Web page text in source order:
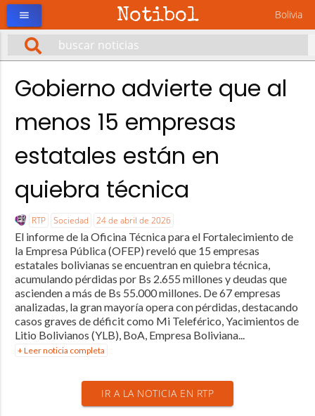
Notibol Bolivia
menu
Gobierno advierte que al
menos 15 empresas
estatales están en
quiebra técnica
RTP Sociedad 24 de abril de 2026
El informe de la Oficina Técnica para el Fortalecimiento de
la Empresa Pública (OFEP) reveló que 15 empresas
estatales bolivianas se encuentran en quiebra técnica,
acumulando pérdidas por Bs 2.655 millones y deudas que
ascienden a más de Bs 55.000 millones. De 67 empresas
analizadas, la gran mayoría opera con pérdidas, destacando
casos graves de déficit como Mi Teleférico, Yacimientos de
Litio Bolivianos (YLB), BoA, Empresa Boliviana...
+ Leer noticia completa
IR A LA NOTICIA EN RTP